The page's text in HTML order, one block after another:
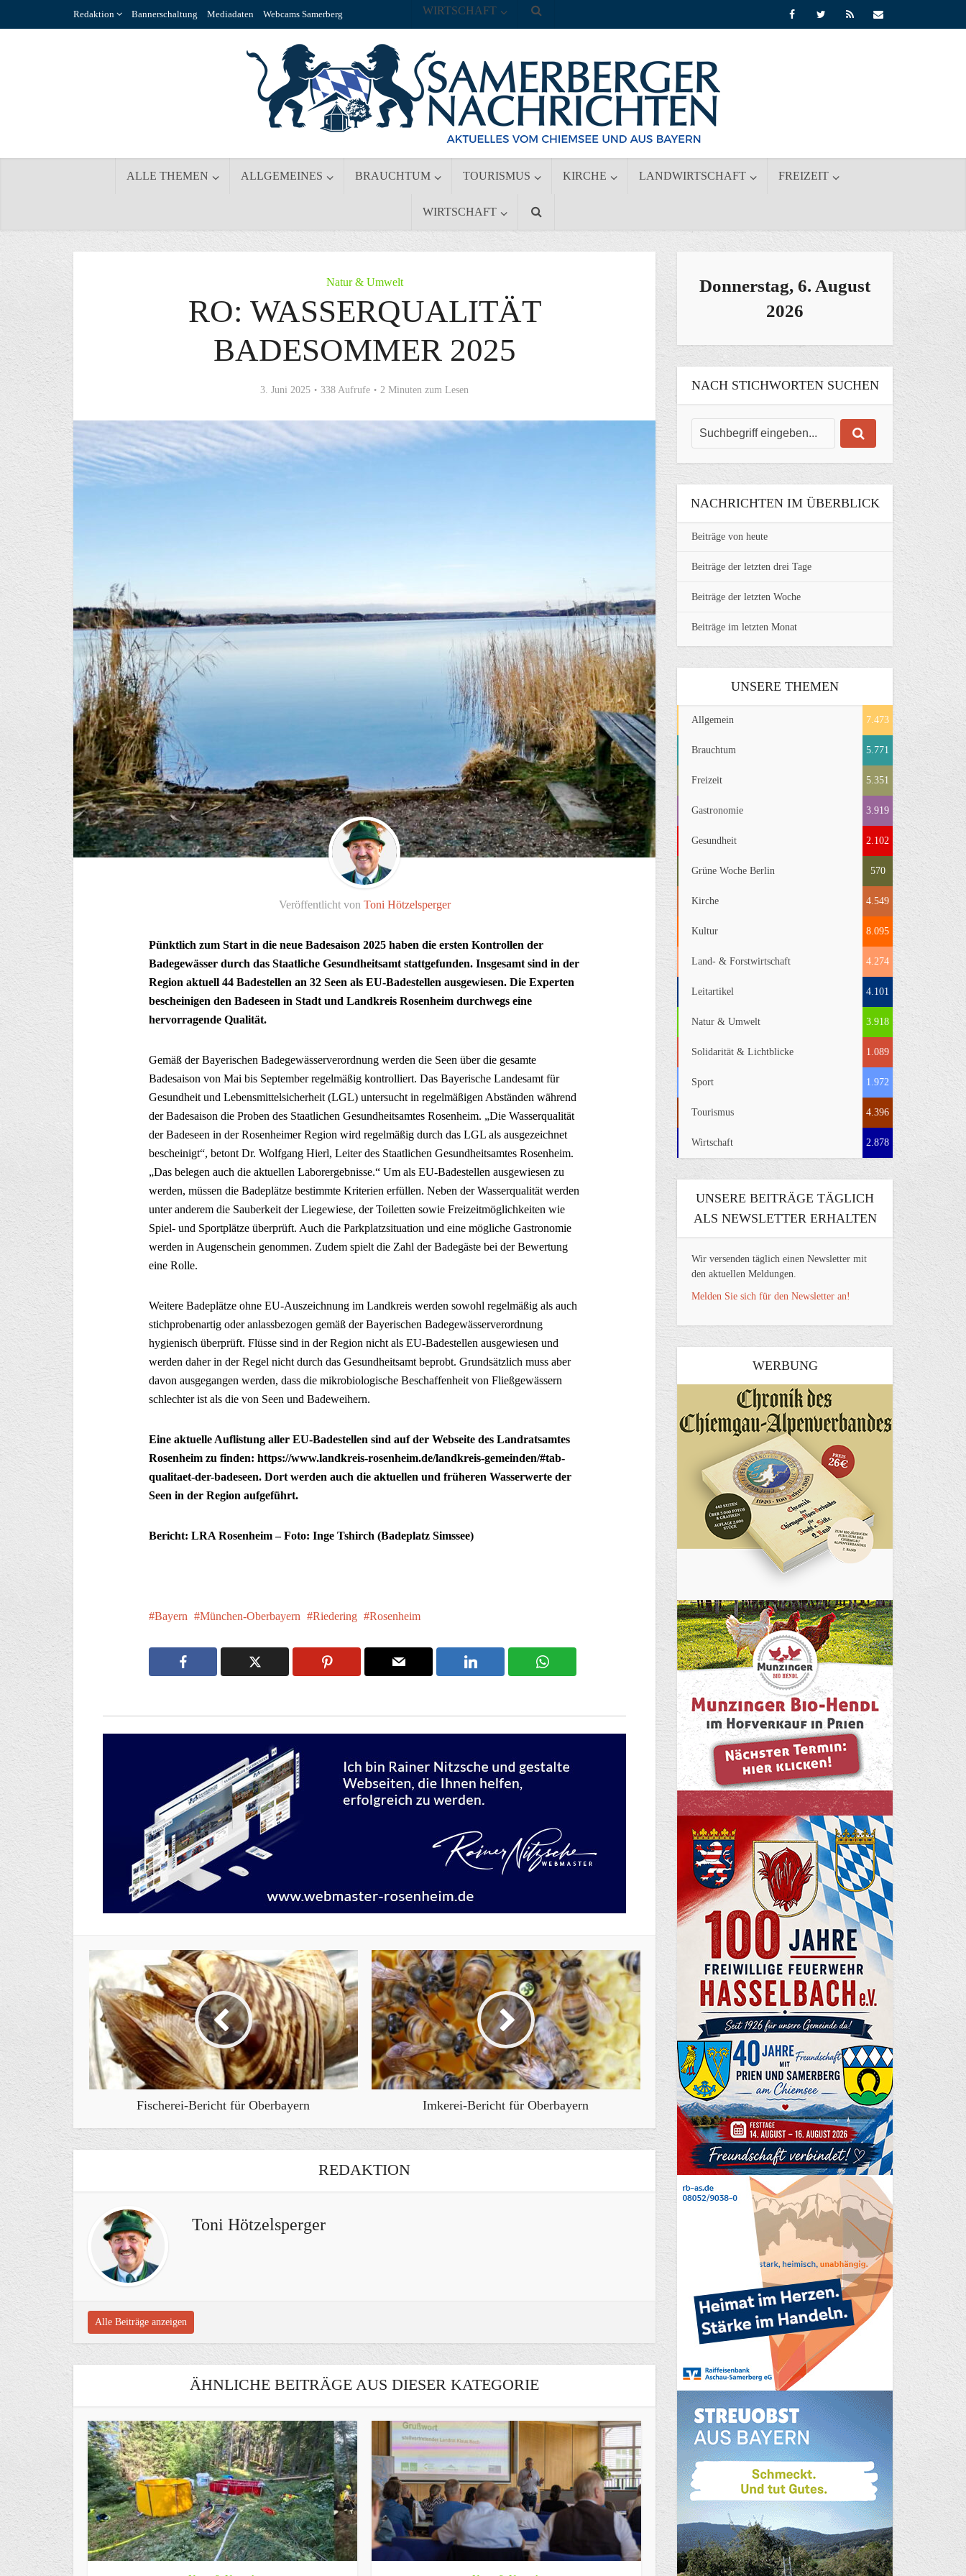
Redaktion Bannerschaltung Mediadaten Webcams Samerberg
ALLE THEMEN ALLGEMEINES BRAUCHTUM TOURISMUS KIRCHE LANDWIRTSCHAFT FREIZEIT
WIRTSCHAFT
WIRTSCHAFT
Natur & Umwelt
RO: WASSERQUALITÄT
BADESOMMER 2025
3. Juni 2025 338 Aufrufe 2 Minuten zum Lesen
Veröffentlicht von Toni Hötzelsperger
Pünktlich zum Start in die neue Badesaison 2025 haben die ersten Kontrollen der
Badegewässer durch das Staatliche Gesundheitsamt stattgefunden. Insgesamt sind in der
Region aktuell 44 Badestellen an 32 Seen als EU-Badestellen ausgewiesen. Die Experten
bescheinigen den Badeseen in Stadt und Landkreis Rosenheim durchwegs eine
hervorragende Qualität.
Gemäß der Bayerischen Badegewässerverordnung werden die Seen über die gesamte
Badesaison von Mai bis September regelmäßig kontrolliert. Das Bayerische Landesamt für
Gesundheit und Lebensmittelsicherheit (LGL) untersucht in regelmäßigen Abständen während
der Badesaison die Proben des Staatlichen Gesundheitsamtes Rosenheim. „Die Wasserqualität
der Badeseen in der Rosenheimer Region wird regelmäßig durch das LGL als ausgezeichnet
bescheinigt“, betont Dr. Wolfgang Hierl, Leiter des Staatlichen Gesundheitsamtes Rosenheim.
„Das belegen auch die aktuellen Laborergebnisse.“ Um als EU-Badestellen ausgewiesen zu
werden, müssen die Badeplätze bestimmte Kriterien erfüllen. Neben der Wasserqualität werden
unter anderem die Sauberkeit der Liegewiese, der Toiletten sowie Freizeitmöglichkeiten wie
Spiel- und Sportplätze überprüft. Auch die Parkplatzsituation und eine mögliche Gastronomie
werden in Augenschein genommen. Zudem spielt die Zahl der Badegäste bei der Bewertung
eine Rolle.
Weitere Badeplätze ohne EU-Auszeichnung im Landkreis werden sowohl regelmäßig als auch
stichprobenartig oder anlassbezogen gemäß der Bayerischen Badegewässerverordnung
hygienisch überprüft. Flüsse sind in der Region nicht als EU-Badestellen ausgewiesen und
werden daher in der Regel nicht durch das Gesundheitsamt beprobt. Grundsätzlich muss aber
davon ausgegangen werden, dass die mikrobiologische Beschaffenheit von Fließgewässern
schlechter ist als die von Seen und Badeweihern.
Eine aktuelle Auflistung aller EU-Badestellen sind auf der Webseite des Landratsamtes
Rosenheim zu finden: https://www.landkreis-rosenheim.de/landkreis-gemeinden/#tab-
qualitaet-der-badeseen. Dort werden auch die aktuellen und früheren Wasserwerte der
Seen in der Region aufgeführt.
Bericht: LRA Rosenheim – Foto: Inge Tshirch (Badeplatz Simssee)
Bayern München-Oberbayern Riedering Rosenheim
Fischerei-Bericht für Oberbayern Imkerei-Bericht für Oberbayern
REDAKTION
Toni Hötzelsperger
Alle Beiträge anzeigen
ÄHNLICHE BEITRÄGE AUS DIESER KATEGORIE
Donnerstag, 6. August
2026
NACH STICHWORTEN SUCHEN
NACHRICHTEN IM ÜBERBLICK
Beiträge von heute
Beiträge der letzten drei Tage
Beiträge der letzten Woche
Beiträge im letzten Monat
UNSERE THEMEN
Allgemein 7.473
Brauchtum 5.771
Freizeit 5.351
Gastronomie 3.919
Gesundheit 2.102
Grüne Woche Berlin 570
Kirche 4.549
Kultur 8.095
Land- & Forstwirtschaft 4.274
Leitartikel 4.101
Natur & Umwelt 3.918
Solidarität & Lichtblicke 1.089
Sport 1.972
Tourismus 4.396
Wirtschaft 2.878
UNSERE BEITRÄGE TÄGLICH
ALS NEWSLETTER ERHALTEN
Wir versenden täglich einen Newsletter mit
den aktuellen Meldungen.
Melden Sie sich für den Newsletter an!
WERBUNG